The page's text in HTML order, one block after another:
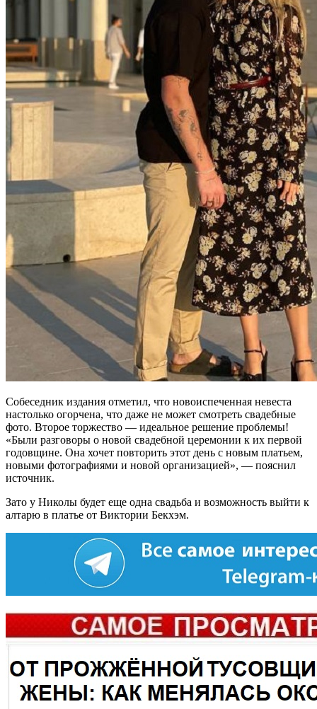
Собеседник издания отметил, что новоиспеченная невеста
настолько огорчена, что даже не может смотреть свадебные
фото. Второе торжество — идеальное решение проблемы!
«Были разговоры о новой свадебной церемонии к их первой
годовщине. Она хочет повторить этот день с новым платьем,
новыми фотографиями и новой организацией», — пояснил
источник.
Зато у Николы будет еще одна свадьба и возможность выйти к
алтарю в платье от Виктории Бекхэм.